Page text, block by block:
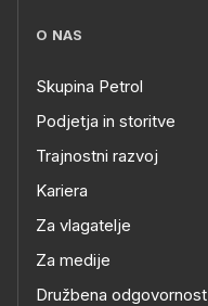
O NAS
Skupina Petrol
Podjetja in storitve
Trajnostni razvoj
Kariera
Za vlagatelje
Za medije
Družbena odgovornost